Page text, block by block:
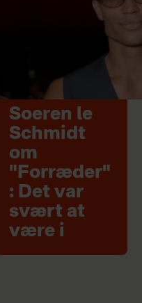
Soeren le
Schmidt
om
"Forræder"
: Det var
svært at
være i